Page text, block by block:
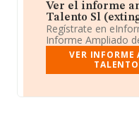
Ver el informe
Talento Sl
Regístrate en
Informe Ampliado
VER INFORME